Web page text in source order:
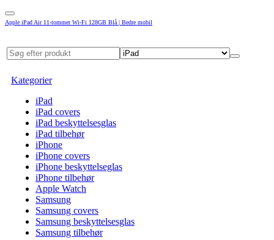
Apple iPad Air 11-tommer Wi-Fi 128GB Blå | Bedre mobil
Kategorier
iPad
iPad covers
iPad beskyttelsesglas
iPad tilbehør
iPhone
iPhone covers
iPhone beskyttelseglas
iPhone tilbehør
Apple Watch
Samsung
Samsung covers
Samsung beskyttelsesglas
Samsung tilbehør